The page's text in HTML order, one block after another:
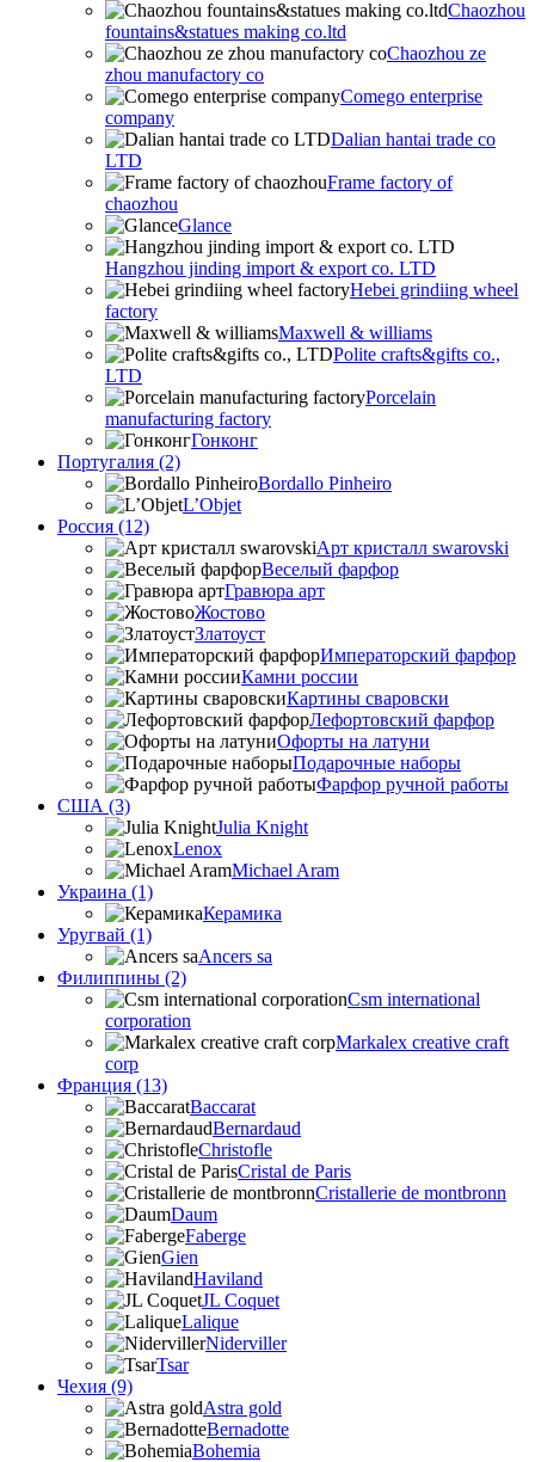
Chaozhou
fountains&statues making co.ltd
Chaozhou ze
zhou manufactory co
Comego enterprise
company
Dalian hantai trade co
LTD
Frame factory of
chaozhou
Glance
Hangzhou jinding import & export co. LTD
Hebei grindiing wheel
factory
Maxwell & williams
Polite crafts&gifts co.,
LTD
Porcelain
manufacturing factory
Гонконг
Португалия (2)
Bordallo Pinheiro
L’Objet
Россия (12)
Арт кристалл swarovski
Веселый фарфор
Гравюра арт
Жостово
Златоуст
Императорский фарфор
Камни россии
Картины сваровски
Лефортовский фарфор
Офорты на латуни
Подарочные наборы
Фарфор ручной работы
США (3)
Julia Knight
Lenox
Michael Aram
Украина (1)
Керамика
Уругвай (1)
Ancers sa
Филиппины (2)
Csm international
corporation
Markalex creative craft
corp
Франция (13)
Baccarat
Bernardaud
Christofle
Cristal de Paris
Cristallerie de montbronn
Daum
Faberge
Gien
Haviland
JL Coquet
Lalique
Niderviller
Tsar
Чехия (9)
Astra gold
Bernadotte
Bohemia